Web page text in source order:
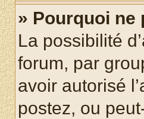
» Pourquoi ne
La possibilité
forum, par
avoir autorisé
postez, ou